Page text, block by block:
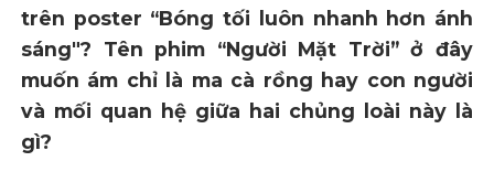
trên poster “Bóng tối luôn nhanh hơn ánh
sáng"? Tên phim “Người Mặt Trời” ở đây
muốn ám chỉ là ma cà rồng hay con người
và mối quan hệ giữa hai chủng loài này là
gì?